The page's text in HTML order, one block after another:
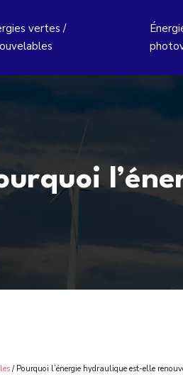
vertes /
/ Pourquoi l’énergie hydraulique est-elle